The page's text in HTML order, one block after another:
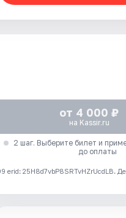
от 4 000 ₽
на Kassir.ru
2 шаг. Выберите билет и
до оплаты
25H8d7vbP8SRTvHZrUcdLB.